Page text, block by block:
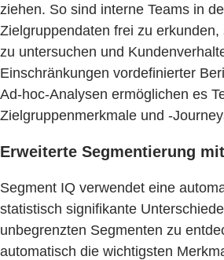
ziehen. So sind interne Teams in
Zielgruppendaten frei zu
zu untersuchen und
Einschränkungen vordefinierter
Ad-hoc-Analysen ermöglichen es
Zielgruppenmerkmale und -
Erweiterte Segmentierung
Segment IQ verwendet eine
statistisch signifikante
unbegrenzten Segmenten zu
automatisch die wichtigsten